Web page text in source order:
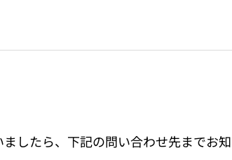
したら、下記の問い合わせ先までお知